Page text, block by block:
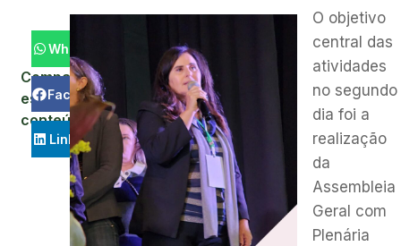
Compartilhe
este
conteúdo:
WhatsApp
Facebook
LinkedIn
O objetivo
central das
atividades
no segundo
dia foi a
realização
da
Assembleia
Geral com
Plenária